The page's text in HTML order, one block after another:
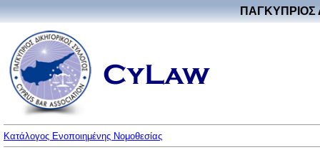
ΠΑΓΚΥΠΡΙΟΣ
Κατάλογος Ενοποιημένης Νομοθεσίας